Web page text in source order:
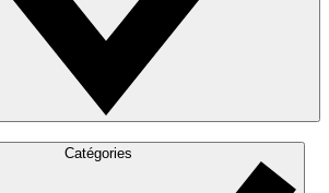
Catégories